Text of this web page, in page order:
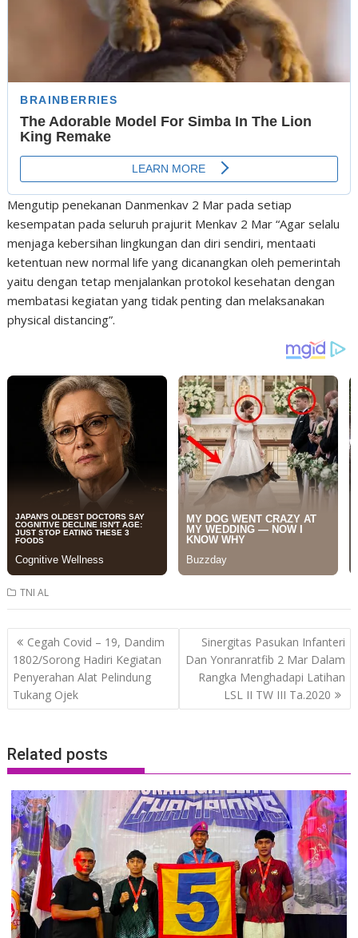
Mengutip penekanan Danmenkav 2 Mar pada setiap
kesempatan pada seluruh prajurit Menkav 2 Mar “Agar selalu
menjaga kebersihan lingkungan dan diri sendiri, mentaati
ketentuan new normal life yang dicanangkan oleh pemerintah
yaitu dengan tetap menjalankan protokol kesehatan dengan
membatasi kegiatan yang tidak penting dan melaksanakan
physical distancing”.
TNI AL
Post
navigation
Cegah Covid – 19, Dandim
1802/Sorong Hadiri Kegiatan
Penyerahan Alat Pelindung
Tukang Ojek
Sinergitas Pasukan Infanteri
Dan Yonranratfib 2 Mar Dalam
Rangka Menghadapi Latihan
LSL II TW III Ta.2020
Related posts